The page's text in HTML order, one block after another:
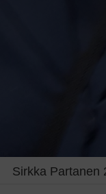
Sirkka Partanen